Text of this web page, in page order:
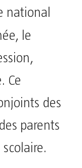
national
le
Ce
des
parents